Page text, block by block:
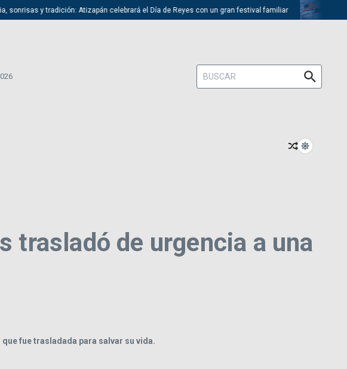
y tradición: Atizapán celebrará el Día de Reyes con un gran festival familiar
Buscar:
trasladó de urgencia a una
fue trasladada para salvar su vida.